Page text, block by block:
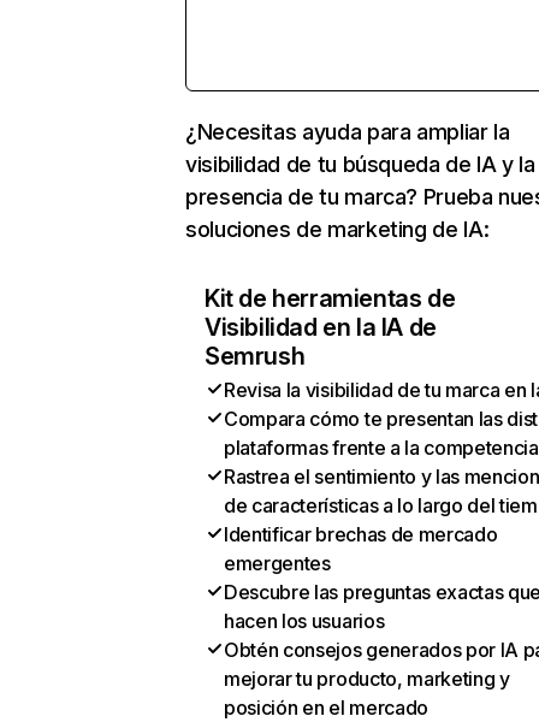
¿Necesitas ayuda para ampliar la
visibilidad de tu búsqueda de IA y la
presencia de tu marca? Prueba
soluciones de marketing de IA:
Kit de herramientas de
Visibilidad en la IA de
Semrush
Revisa la visibilidad de tu marca en
Compara cómo te presentan las
plataformas frente a la competencia
Rastrea el sentimiento y las
de características a lo largo del
Identificar brechas de mercado
emergentes
Descubre las preguntas exactas
hacen los usuarios
Obtén consejos generados por IA
mejorar tu producto, marketing y
posición en el mercado